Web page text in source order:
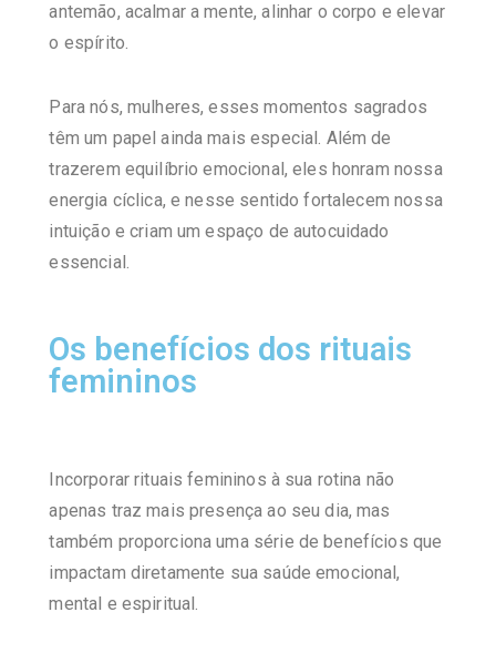
antemão, acalmar a mente, alinhar o corpo e elevar
o espírito.
Para nós, mulheres, esses momentos sagrados
têm um papel ainda mais especial. Além de
trazerem equilíbrio emocional, eles honram nossa
energia cíclica, e nesse sentido fortalecem nossa
intuição e criam um espaço de autocuidado
essencial.
Os benefícios dos rituais
femininos
Incorporar rituais femininos à sua rotina não
apenas traz mais presença ao seu dia, mas
também proporciona uma série de benefícios que
impactam diretamente sua saúde emocional,
mental e espiritual.